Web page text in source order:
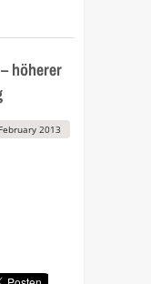
höherer
2013